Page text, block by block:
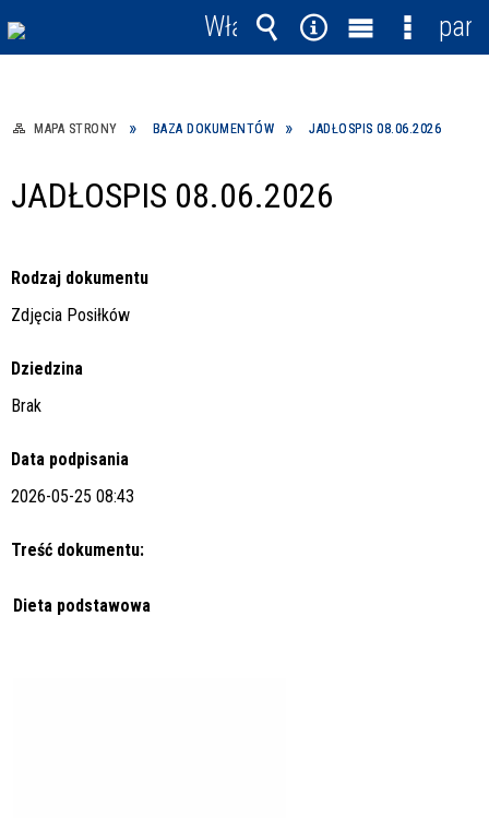
MAPA STRONY BAZA DOKUMENTÓW JADŁOSPIS 08.06.2026
JADŁOSPIS 08.06.2026
Rodzaj dokumentu
Zdjęcia Posiłków
Dziedzina
Brak
Data podpisania
2026-05-25 08:43
Treść dokumentu:
Dieta podstawowa
Włącz
powiadomienia
Wyszukiwarka
Narzędzia
MenuMenu